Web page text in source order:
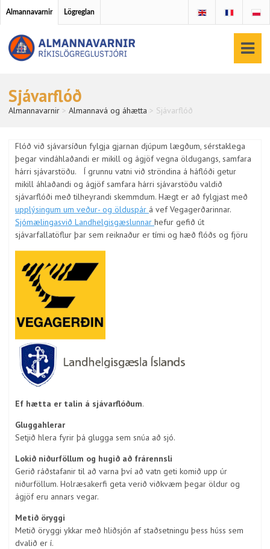
Almannavarnir Lögreglan
Sjávarflóð
Almannavarnir > Almannavá og áhætta > Sjávarflóð
Flóð við sjávarsíðun fylgja gjarnan djúpum lægðum, sérstaklega
þegar vindáhlaðandi er mikill og ágjöf vegna öldugangs, samfara
hárri sjávarstöðu. Í grunnu vatni við ströndina á háflóði getur
mikill áhlaðandi og ágjöf samfara hárri sjávarstöðu valdið
sjávarflóði með tilheyrandi skemmdum. Hægt er að fylgjast með
upplýsingum um veður- og ölduspár á vef Vegagerðarinnar.
Sjómælingasvið Landhelgisgæslunnar hefur gefið út
sjávarfallatöflur þar sem reiknaður er tími og hæð flóðs og fjöru
Ef hætta er talin á sjávarflóðum.
Gluggahlerar
Setjið hlera fyrir þá glugga sem snúa að sjó.
Lokið niðurföllum og hugið að frárennsli
Gerið ráðstafanir til að varna því að vatn geti komið upp úr
niðurföllum. Holræsakerfi geta verið viðkvæm þegar öldur og
ágjöf eru annars vegar.
Metið öryggi
Metið öryggi ykkar með hliðsjón af staðsetningu þess húss sem
dvalið er í.